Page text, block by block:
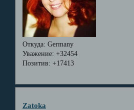
Откуда: Germany
Уважение: +32454
Позитив: +17413
Zatoka